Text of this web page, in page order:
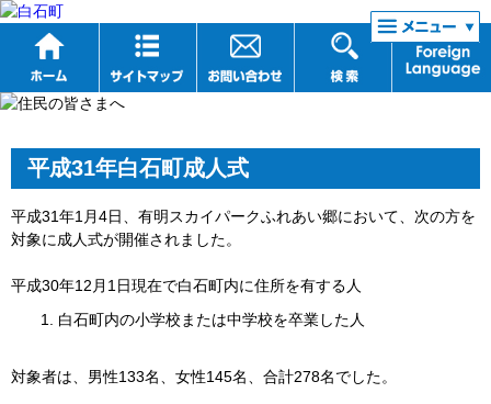
リンク集
平成31年白石町成人式
平成31年1月4日、有明スカイパークふれあい郷において、次の方を
対象に成人式が開催されました。
平成30年12月1日現在で白石町内に住所を有する人
白石町内の小学校または中学校を卒業した人
対象者は、男性133名、女性145名、合計278名でした。